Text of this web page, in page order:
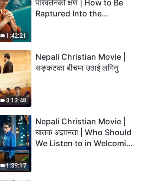
1:42:21
परिवर्तनको क्षण | How to Be
Raptured Into the
3:13:48
Nepali Christian Movie |
सङ्कटका बीचमा उठाई लगिनु
1:39:17
Nepali Christian Movie |
घातक अज्ञानता | Who Should
We Listen to in Welcoming